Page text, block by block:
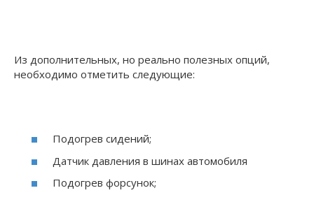
Из дополнительных, но реально полезных опций,
необходимо отметить следующие:
Подогрев сидений;
Датчик давления в шинах автомобиля
Подогрев форсунок;